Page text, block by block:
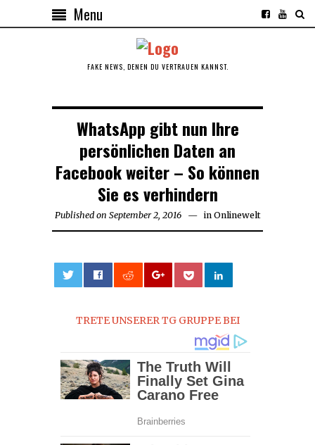
Menu
FAKE NEWS, DENEN DU VERTRAUEN KANNST.
WhatsApp gibt nun Ihre
persönlichen Daten an
Facebook weiter – So können
Sie es verhindern
Published on September 2, 2016September
in Onlinewelt
TRETE UNSERER TG GRUPPE BEI